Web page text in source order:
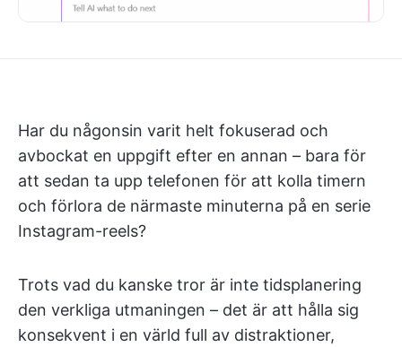
Har du någonsin varit helt fokuserad och
avbockat en uppgift efter en annan – bara för
att sedan ta upp telefonen för att kolla timern
och förlora de närmaste minuterna på en serie
Instagram-reels?
Trots vad du kanske tror är inte tidsplanering
den verkliga utmaningen – det är att hålla sig
konsekvent i en värld full av distraktioner,